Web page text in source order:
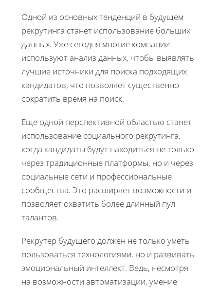
Одной из основных тенденций в будущем
рекрутинга станет использование больших
данных. Уже сегодня многие компании
используют анализ данных, чтобы выявлять
лучшие источники для поиска подходящих
кандидатов, что позволяет существенно
сократить время на поиск.
Еще одной перспективной областью станет
использование социального рекрутинга,
когда кандидаты будут находиться не только
через традиционные платформы, но и через
социальные сети и профессиональные
сообщества. Это расширяет возможности и
позволяет охватить более длинный пул
талантов.
Рекрутер будущего должен не только уметь
пользоваться технологиями, но и развивать
эмоциональный интеллект. Ведь, несмотря
на возможности автоматизации, умение